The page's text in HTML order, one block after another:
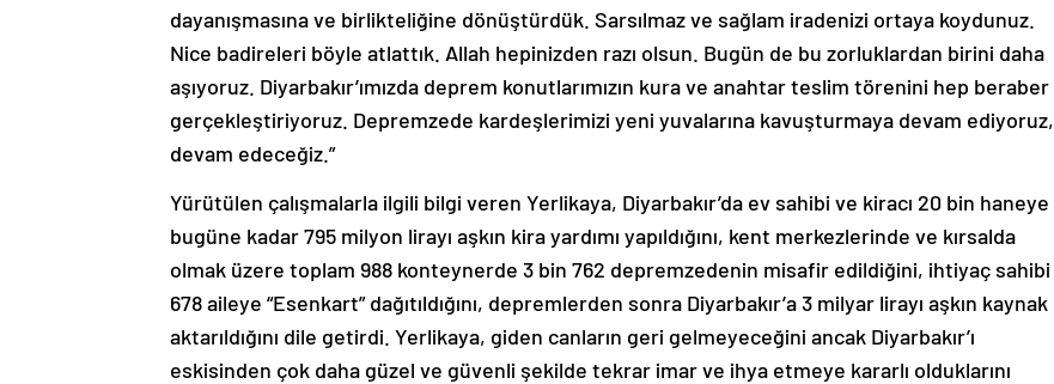
dayanışmasına ve birlikteliğine dönüştürdük. Sarsılmaz ve sağlam iradenizi ortaya koydunuz.
Nice badireleri böyle atlattık. Allah hepinizden razı olsun. Bugün de bu zorluklardan birini daha
aşıyoruz. Diyarbakır’ımızda deprem konutlarımızın kura ve anahtar teslim törenini hep beraber
gerçekleştiriyoruz. Depremzede kardeşlerimizi yeni yuvalarına kavuşturmaya devam ediyoruz,
devam edeceğiz.”
Yürütülen çalışmalarla ilgili bilgi veren Yerlikaya, Diyarbakır’da ev sahibi ve kiracı 20 bin haneye
bugüne kadar 795 milyon lirayı aşkın kira yardımı yapıldığını, kent merkezlerinde ve kırsalda
olmak üzere toplam 988 konteynerde 3 bin 762 depremzedenin misafir edildiğini, ihtiyaç sahibi
678 aileye “Esenkart” dağıtıldığını, depremlerden sonra Diyarbakır’a 3 milyar lirayı aşkın kaynak
aktarıldığını dile getirdi. Yerlikaya, giden canların geri gelmeyeceğini ancak Diyarbakır’ı
eskisinden çok daha güzel ve güvenli şekilde tekrar imar ve ihya etmeye kararlı olduklarını